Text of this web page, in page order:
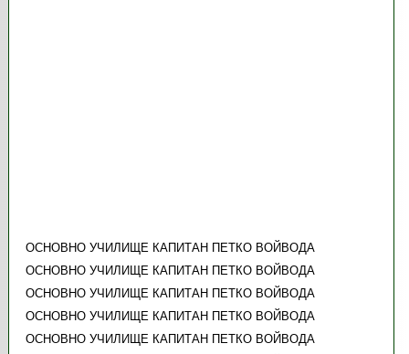
ОСНОВНО УЧИЛИЩЕ КАПИТАН ПЕТКО ВОЙВОДА
ОСНОВНО УЧИЛИЩЕ КАПИТАН ПЕТКО ВОЙВОДА
ОСНОВНО УЧИЛИЩЕ КАПИТАН ПЕТКО ВОЙВОДА
ОСНОВНО УЧИЛИЩЕ КАПИТАН ПЕТКО ВОЙВОДА
ОСНОВНО УЧИЛИЩЕ КАПИТАН ПЕТКО ВОЙВОДА